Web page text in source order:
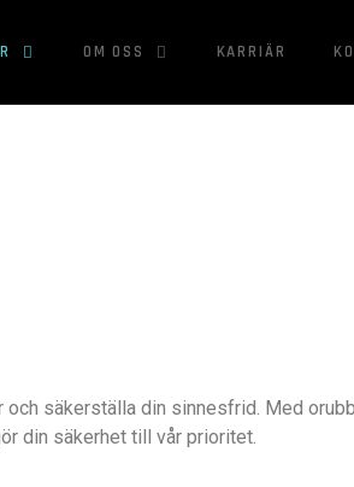
OM OSS KARRIÄR
säkerställa din sinnesfrid. Med
din säkerhet till vår prioritet.